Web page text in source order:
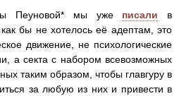
Пеуновой* мы уже писали в
бы не хотелось её адептам, это
движение, не психологические
а секта с набором всевозможных
таким образом, чтобы главгуру в
за любую из них и привести в